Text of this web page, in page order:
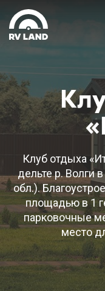
Клуб отдыха
дельте р. Волги
обл.).
площадью в 1
парковочные
место